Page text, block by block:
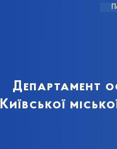
Департамент
Київської